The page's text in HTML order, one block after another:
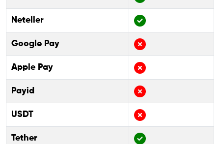
Neteller
Google Pay
Apple Pay
Payid
USDT
Tether